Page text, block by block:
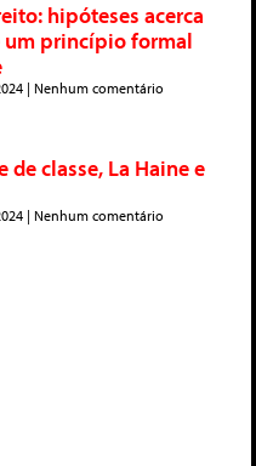
hipóteses acerca
um princípio formal
Nenhum comentário
de classe, La Haine e
Nenhum comentário